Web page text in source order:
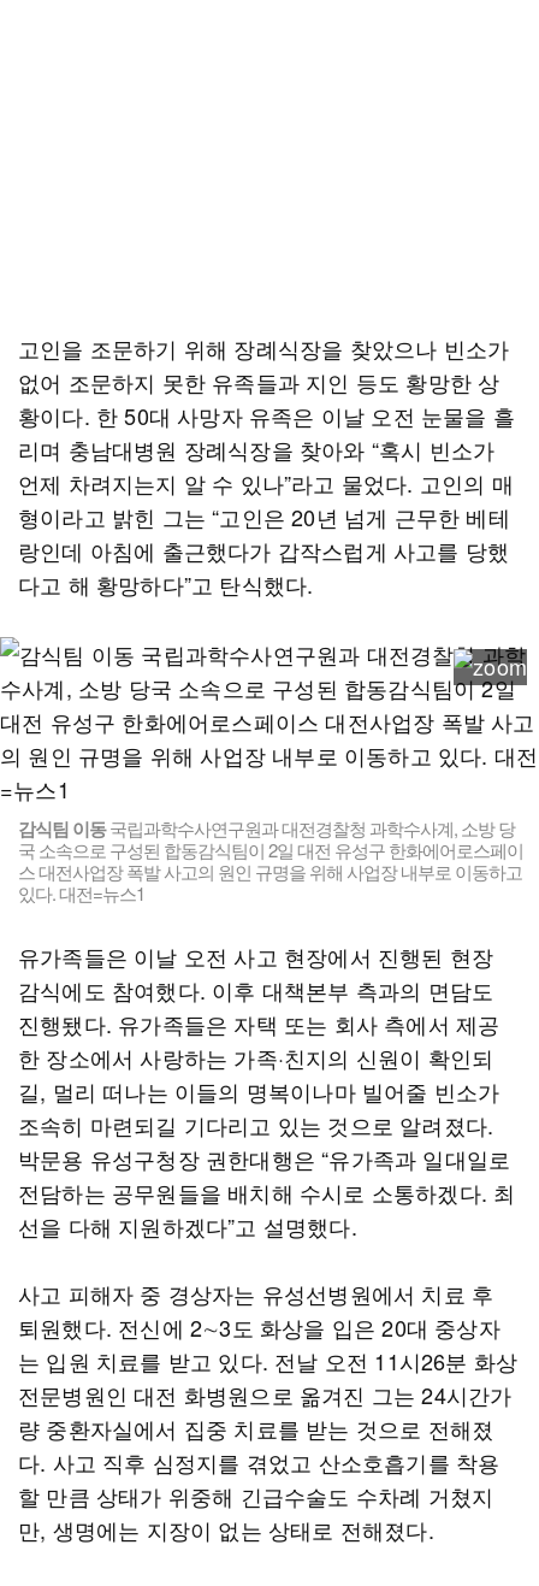
고인을 조문하기 위해 장례식장을 찾았으나 빈소가
없어 조문하지 못한 유족들과 지인 등도 황망한 상
황이다. 한 50대 사망자 유족은 이날 오전 눈물을 흘
리며 충남대병원 장례식장을 찾아와 “혹시 빈소가
언제 차려지는지 알 수 있나”라고 물었다. 고인의 매
형이라고 밝힌 그는 “고인은 20년 넘게 근무한 베테
랑인데 아침에 출근했다가 갑작스럽게 사고를 당했
다고 해 황망하다”고 탄식했다.
감식팀 이동국립과학수사연구원과 대전경찰청 과학수사계, 소방 당
국 소속으로 구성된 합동감식팀이 2일 대전 유성구 한화에어로스페이
스 대전사업장 폭발 사고의 원인 규명을 위해 사업장 내부로 이동하고
있다. 대전=뉴스1
유가족들은 이날 오전 사고 현장에서 진행된 현장
감식에도 참여했다. 이후 대책본부 측과의 면담도
진행됐다. 유가족들은 자택 또는 회사 측에서 제공
한 장소에서 사랑하는 가족·친지의 신원이 확인되
길, 멀리 떠나는 이들의 명복이나마 빌어줄 빈소가
조속히 마련되길 기다리고 있는 것으로 알려졌다.
박문용 유성구청장 권한대행은 “유가족과 일대일로
전담하는 공무원들을 배치해 수시로 소통하겠다. 최
선을 다해 지원하겠다”고 설명했다.
사고 피해자 중 경상자는 유성선병원에서 치료 후
퇴원했다. 전신에 2∼3도 화상을 입은 20대 중상자
는 입원 치료를 받고 있다. 전날 오전 11시26분 화상
전문병원인 대전 화병원으로 옮겨진 그는 24시간가
량 중환자실에서 집중 치료를 받는 것으로 전해졌
다. 사고 직후 심정지를 겪었고 산소호흡기를 착용
할 만큼 상태가 위중해 긴급수술도 수차례 거쳤지
만, 생명에는 지장이 없는 상태로 전해졌다.